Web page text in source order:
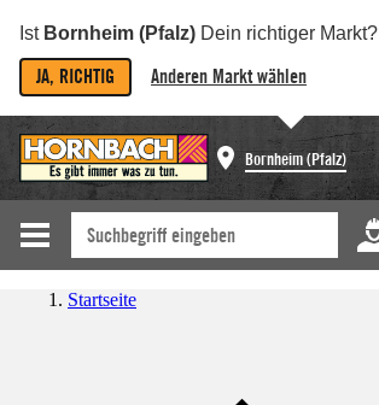
Ist Bornheim (Pfalz) Dein richtiger Markt?
JA, RICHTIG Anderen Markt wählen
Bornheim (Pfalz)
Startseite